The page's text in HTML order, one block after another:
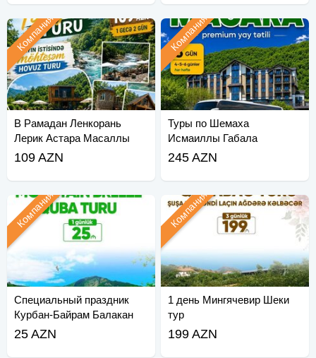
В Рамадан Ленкорань
Лерик Астара Масаллы
Ярдымлы
Компания
109 AZN
Туры по Шемаха
Исмаиллы Габала
Компания
245 AZN
Специальный праздник
Курбан-Байрам Балакан
Загатала Гах Шеки
Компания
25 AZN
1 день Мингячевир Шеки
тур
Компания
199 AZN